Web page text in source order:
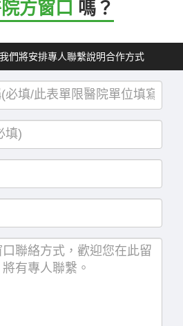
方窗口 嗎？
們將安排專人聯繫說明合作方式